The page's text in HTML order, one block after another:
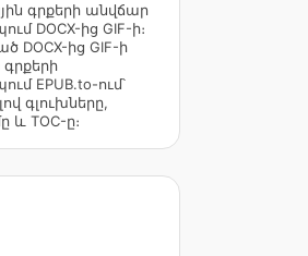
գրքերի անվճար
DOCX-ից GIF-ի։
DOCX-ից GIF-ի
EPUB.to-ում՝
գլուխները,
և TOC-ը։